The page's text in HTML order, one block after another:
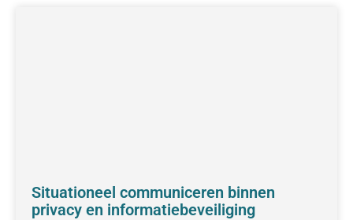
Situationeel communiceren binnen
privacy en informatiebeveiliging